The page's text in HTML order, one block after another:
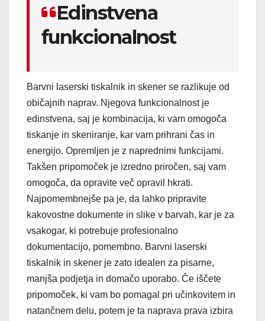
Edinstvena
funkcionalnost
Barvni laserski tiskalnik in skener se razlikuje od
običajnih naprav. Njegova funkcionalnost je
edinstvena, saj je kombinacija, ki vam omogoča
tiskanje in skeniranje, kar vam prihrani čas in
energijo. Opremljen je z naprednimi funkcijami.
Takšen pripomoček je izredno priročen, saj vam
omogoča, da opravite več opravil hkrati.
Najpomembnejše pa je, da lahko pripravite
kakovostne dokumente in slike v barvah, kar je za
vsakogar, ki potrebuje profesionalno
dokumentacijo, pomembno. Barvni laserski
tiskalnik in skener je zato idealen za pisarne,
manjša podjetja in domačo uporabo. Če iščete
pripomoček, ki vam bo pomagal pri učinkovitem in
natančnem delu, potem je ta naprava prava izbira